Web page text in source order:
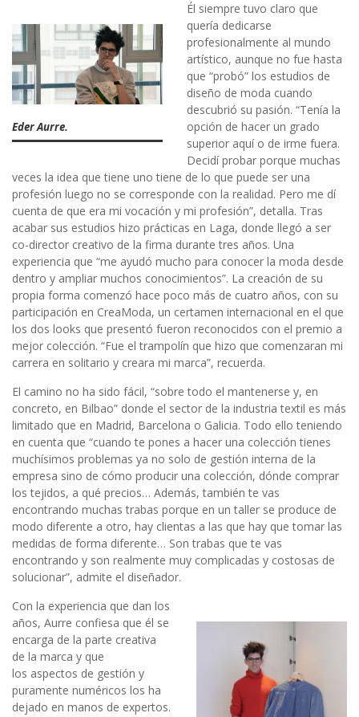
Eder Aurre.
Él siempre tuvo claro que
quería dedicarse
profesionalmente al mundo
artístico, aunque no fue hasta
que “probó” los estudios de
diseño de moda cuando
descubrió su pasión. “Tenía la
opción de hacer un grado
superior aquí o de irme fuera.
Decidí probar porque muchas
veces la idea que tiene uno tiene de lo que puede ser una
profesión luego no se corresponde con la realidad. Pero me dí
cuenta de que era mi vocación y mi profesión”, detalla. Tras
acabar sus estudios hizo prácticas en Laga, donde llegó a ser
co-director creativo de la firma durante tres años. Una
experiencia que “me ayudó mucho para conocer la moda desde
dentro y ampliar muchos conocimientos”. La creación de su
propia forma comenzó hace poco más de cuatro años, con su
participación en CreaModa, un certamen internacional en el que
los dos looks que presentó fueron reconocidos con el premio a
mejor colección. “Fue el trampolín que hizo que comenzaran mi
carrera en solitario y creara mi marca”, recuerda.
El camino no ha sido fácil, “sobre todo el mantenerse y, en
concreto, en Bilbao” donde el sector de la industria textil es más
limitado que en Madrid, Barcelona o Galicia. Todo ello teniendo
en cuenta que “cuando te pones a hacer una colección tienes
muchísimos problemas ya no solo de gestión interna de la
empresa sino de cómo producir una colección, dónde comprar
los tejidos, a qué precios… Además, también te vas
encontrando muchas trabas porque en un taller se produce de
modo diferente a otro, hay clientas a las que hay que tomar las
medidas de forma diferente… Son trabas que te vas
encontrando y son realmente muy complicadas y costosas de
solucionar”, admite el diseñador.
Con la experiencia que dan los
años, Aurre confiesa que él se
encarga de la parte creativa
de la marca y que
los aspectos de gestión y
puramente numéricos los ha
dejado en manos de expertos.